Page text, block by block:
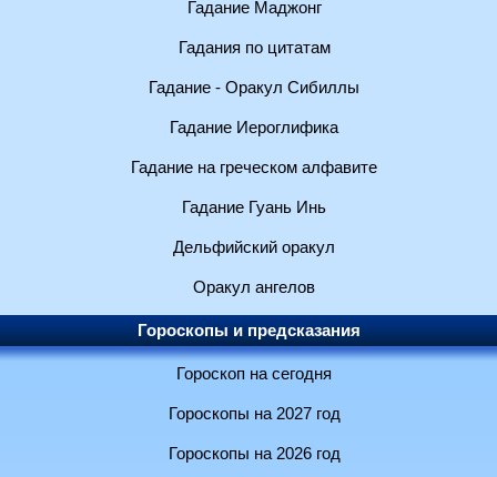
Гадание Маджонг
Гадания по цитатам
Гадание - Оракул Сибиллы
Гадание Иероглифика
Гадание на греческом алфавите
Гадание Гуань Инь
Дельфийский оракул
Оракул ангелов
Гороскопы и предсказания
Гороскоп на сегодня
Гороскопы на 2027 год
Гороскопы на 2026 год